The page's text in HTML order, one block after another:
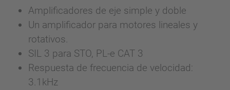
Amplificadores de eje simple y doble
Un amplificador para motores lineales y
rotativos.
SIL 3 para STO, PL-e CAT 3
Respuesta de frecuencia de velocidad:
3.1kHz